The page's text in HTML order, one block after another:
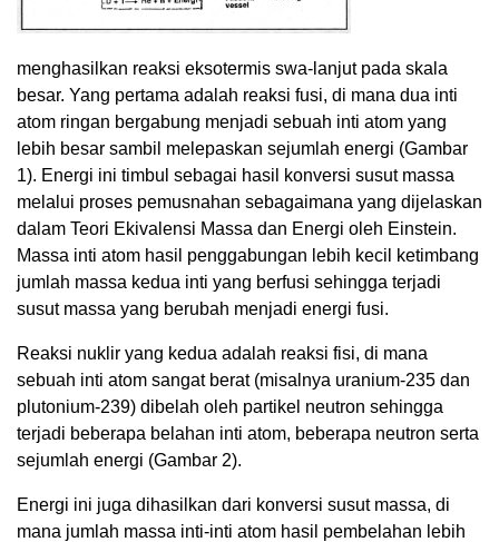
menghasilkan reaksi eksotermis swa-lanjut pada skala
besar. Yang pertama adalah reaksi fusi, di mana dua inti
atom ringan bergabung menjadi sebuah inti atom yang
lebih besar sambil melepaskan sejumlah energi (Gambar
1). Energi ini timbul sebagai hasil konversi susut massa
melalui proses pemusnahan sebagaimana yang dijelaskan
dalam Teori Ekivalensi Massa dan Energi oleh Einstein.
Massa inti atom hasil penggabungan lebih kecil ketimbang
jumlah massa kedua inti yang berfusi sehingga terjadi
susut massa yang berubah menjadi energi fusi.
Reaksi nuklir yang kedua adalah reaksi fisi, di mana
sebuah inti atom sangat berat (misalnya uranium-235 dan
plutonium-239) dibelah oleh partikel neutron sehingga
terjadi beberapa belahan inti atom, beberapa neutron serta
sejumlah energi (Gambar 2).
Energi ini juga dihasilkan dari konversi susut massa, di
mana jumlah massa inti-inti atom hasil pembelahan lebih